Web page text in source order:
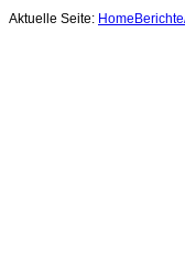
Aktuelle Seite: Home